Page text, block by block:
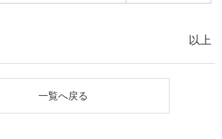
以上
一覧へ戻る